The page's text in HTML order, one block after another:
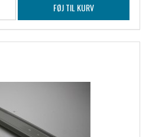
FØJ TIL KURV